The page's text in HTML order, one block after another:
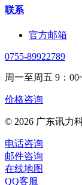
联系
官方邮箱
0755-89922789
周一至周五 9：
价格咨询
© 2026 广东讯力
电话咨询
邮件咨询
在线地图
QQ客服